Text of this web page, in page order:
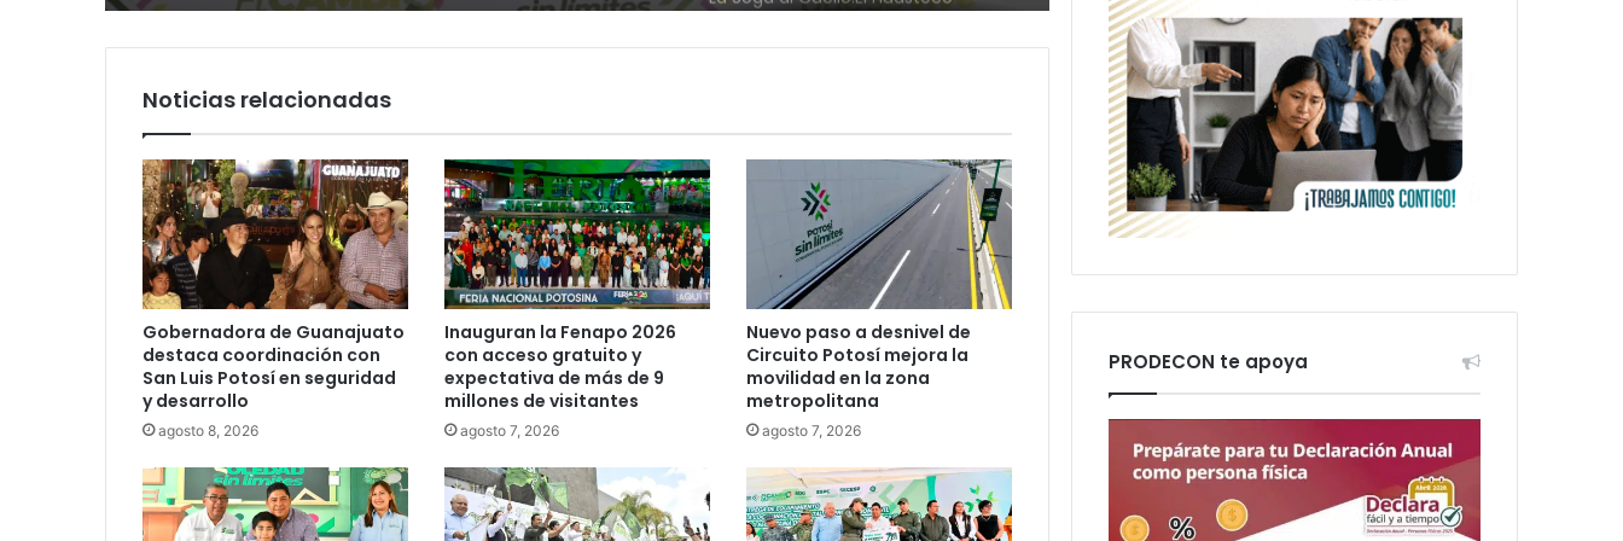
del Estado
PRI
nuevo paso a desnivel en la
destaca coordinación con
Gobierno del Estado
Luis Mejía inicia diagnóstico en
Parques Tangamanga y defiende
llegada tras renunciar al PRI
Carlos Arreola pide a morenistas no
adelantarse y denuncia guerra de
bots rumbo a 2027
La Soga al Cuello:El Huasteco
Noticias relacionadas
Gobernadora de Guanajuato
destaca coordinación con
San Luis Potosí en seguridad
y desarrollo
agosto 8, 2026
Inauguran la Fenapo 2026
con acceso gratuito y
expectativa de más de 9
millones de visitantes
agosto 7, 2026
Nuevo paso a desnivel de
Circuito Potosí mejora la
movilidad en la zona
metropolitana
agosto 7, 2026
PRODECON te apoya